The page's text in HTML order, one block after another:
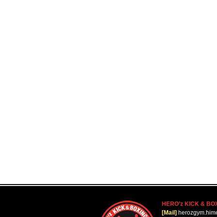
HERO’z KICK &
[Mail]